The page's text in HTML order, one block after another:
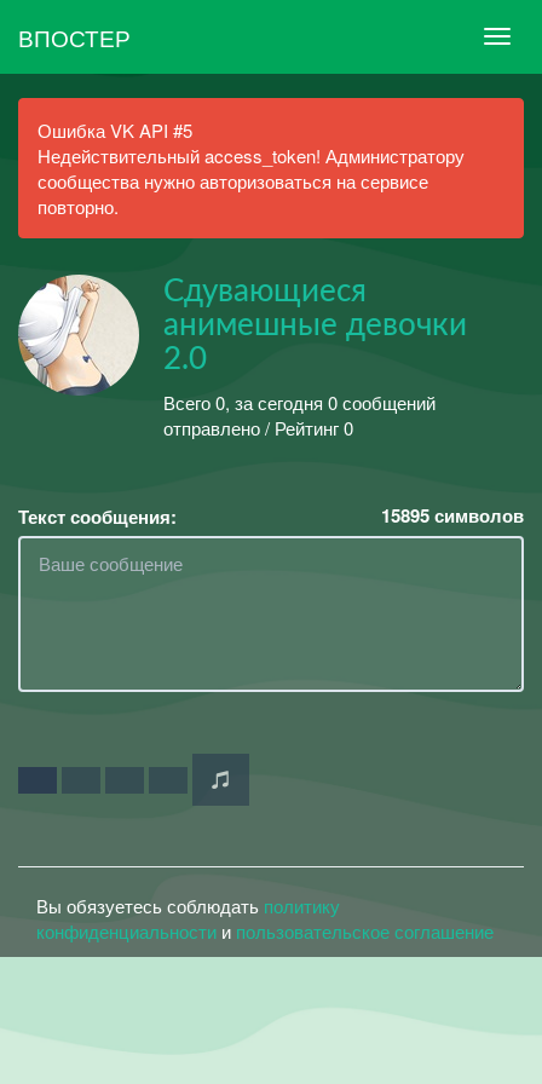
ВПОСТЕР
Ошибка VK API #5
Недействительный access_token! Администратору
сообщества нужно авторизоваться на сервисе
повторно.
Сдувающиеся
анимешные девочки
2.0
Всего 0, за сегодня 0 сообщений
отправлено / Рейтинг 0
Текст сообщения: 15895символов
Вы обязуетесь соблюдать политику
конфиденциальности и пользовательское соглашение